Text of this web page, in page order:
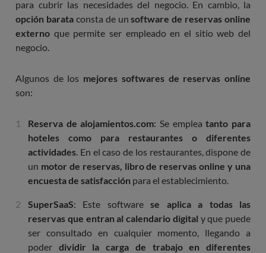
para cubrir las necesidades del negocio. En cambio, la
opción barataconsta de unsoftware de reservas online
externo que permite ser empleado en el sitio web del
negocio.
Algunos de los mejores softwares de reservas online
son:
Reserva de alojamientos.com: Se empleatanto para
hoteles como para restaurantes o diferentes
actividades. En el caso de los restaurantes, dispone de
un motor de reservas, libro de reservas online y una
encuesta de satisfacción para el establecimiento.
SuperSaaS: Este softwarese aplica a todas las
reservas que entran al calendario digital y que puede
ser consultado en cualquier momento, llegando a
poder dividir la carga de trabajo en diferentes